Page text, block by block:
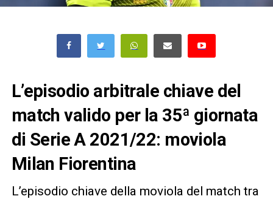
L’episodio arbitrale chiave del
match valido per la 35ª giornata
di Serie A 2021/22: moviola
Milan Fiorentina
L’episodio chiave della moviola del match tra